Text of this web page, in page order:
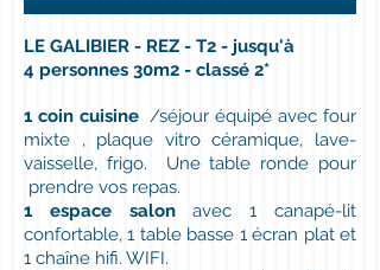
LE GALIBIER - REZ - T2 - jusqu'à
4 personnes 30m2 - classé 2*
1 coin cuisine/séjour équipé avec four
mixte , plaque vitro céramique, lave-
vaisselle, frigo. Une table ronde pour
prendre vos repas.
1 espace salonavec 1 canapé-lit
confortable, 1 table basse 1 écran plat et
1 chaîne hifi. WIFI.